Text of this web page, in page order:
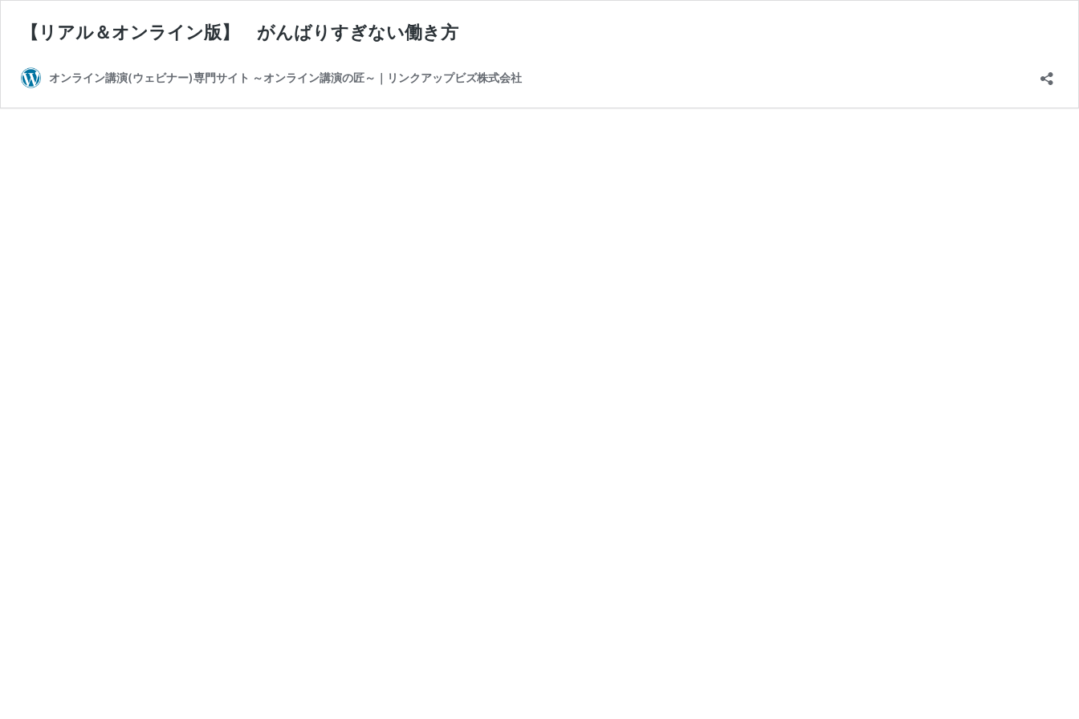
【リアル＆オンライン版】 がんばりすぎない働き方
オンライン講演(ウェビナー)専門サイト ～オンライン講演の匠～｜リンクアップビズ株式会社